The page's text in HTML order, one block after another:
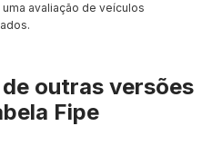
avaliação de veículos
outras versões
Fipe